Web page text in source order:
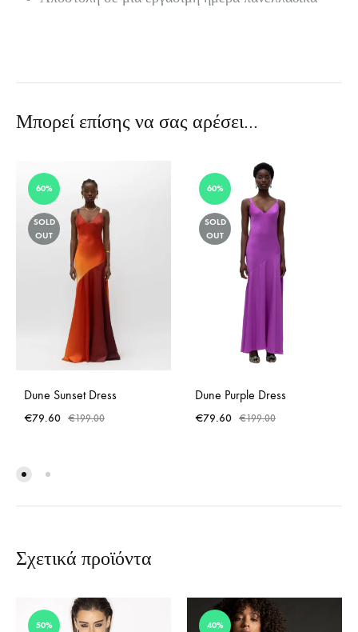
Μπορεί επίσης να σας αρέσει…
60%
SOLD
OUT
Dune Sunset Dress
€79.60 €199.00
60%
SOLD
OUT
Dune Purple Dress
€79.60 €199.00
Σχετικά προϊόντα
50% 40%